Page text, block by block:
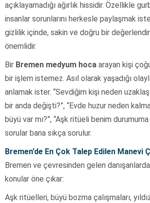
açıklayamadığı ağırlık hissidir. Özellikle
insanlar sorunlarını herkesle paylaşmak
gizlilik içinde, sakin ve doğru bir
önemlidir.
Bir Bremen medyum hoca arayan kişi
bir işlem istemez. Asıl olarak yaşadığı
anlamak ister. “Sevdiğim kişi neden
bir anda değişti?”, “Evde huzur neden
büyü var mı?”, “Aşk ritüeli benim
sorular bana sıkça sorulur.
Bremen’de En Çok Talep Edilen Manevi
Bremen ve çevresinden gelen
konular öne çıkar:
Aşk ritüelleri, büyü bozma çalışmaları,